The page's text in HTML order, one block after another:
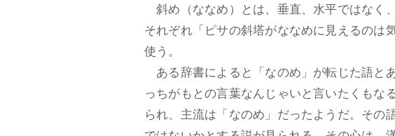
斜め（ななめ）とは、垂直、水平ではなく
それぞれ「ピサの斜塔がななめに見えるのは
使う。
ある辞書によると「なのめ」が転じた語と
っちがもとの言葉なんじゃいと言いたくも
られ、主流は「なのめ」だったようだ。そ